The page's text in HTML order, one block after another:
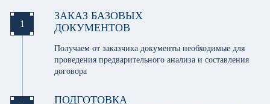
1
ЗАКАЗ БАЗОВЫХ
ДОКУМЕНТОВ
Получаем от заказчика документы необходимые для
проведения предварительного анализа и составления
договора
ПОДГОТОВКА